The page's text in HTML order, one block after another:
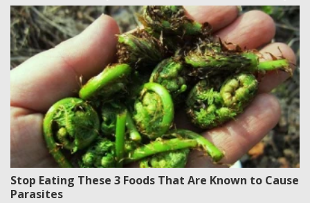
Stop Eating These 3 Foods That Are Known to Cause
Parasites